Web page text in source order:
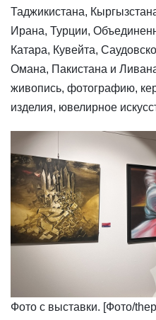
Таджикистана,
Ирана, Турции,
Катара, Кувейта,
Омана, Пакистана и
живопись, фотографию,
изделия, ювелирное
Фото с выставки. [Фото/